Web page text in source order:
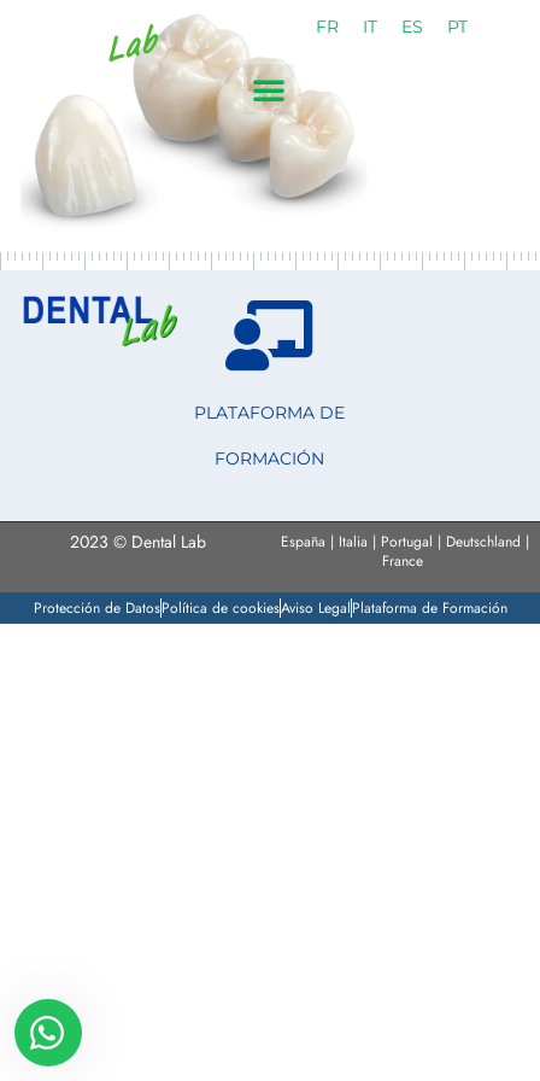
FR IT ES PT
PLATAFORMA DE
FORMACIÓN
2023 © Dental Lab
España | Italia | Portugal | Deutschland |
France
Protección de DatosPolítica de cookiesAviso LegalPlataforma de Formación